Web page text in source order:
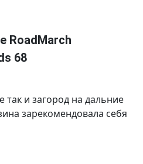
RoadMarch
68
так и загород на дальние
зарекомендовала себя